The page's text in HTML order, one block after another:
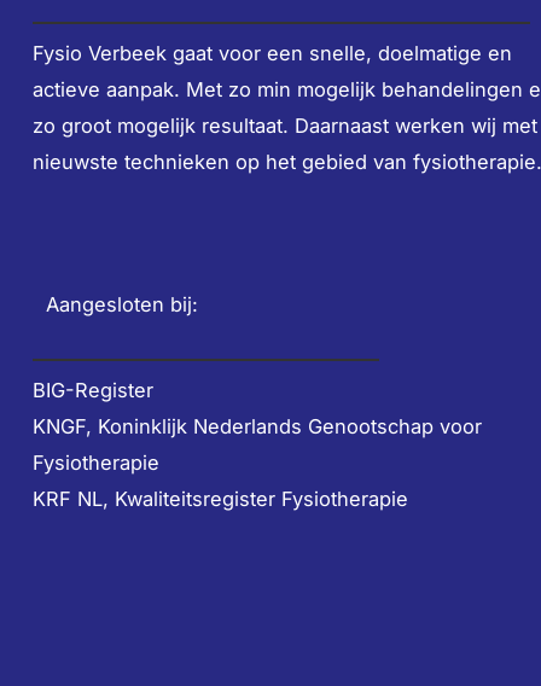
Fysio Verbeek gaat voor een snelle, doelmatige en
actieve aanpak. Met zo min mogelijk behandelingen
zo groot mogelijk resultaat. Daarnaast werken wij
nieuwste technieken op het gebied van fysiotherapie.
Aangesloten bij:
BIG-Register
KNGF, Koninklijk Nederlands Genootschap voor
Fysiotherapie
KRF NL, Kwaliteitsregister Fysiotherapie